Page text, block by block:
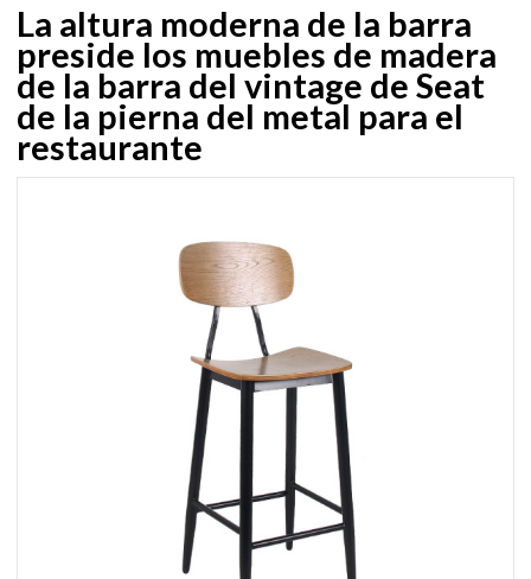
La altura moderna de la barra
preside los muebles de madera
de la barra del vintage de Seat
de la pierna del metal para el
restaurante